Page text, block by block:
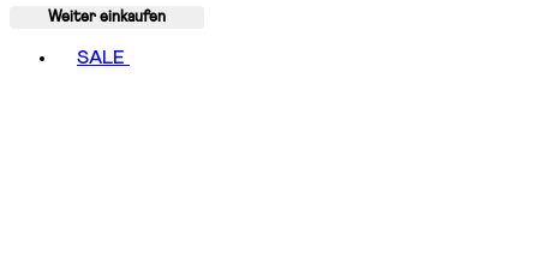
Weiter einkaufen
SALE